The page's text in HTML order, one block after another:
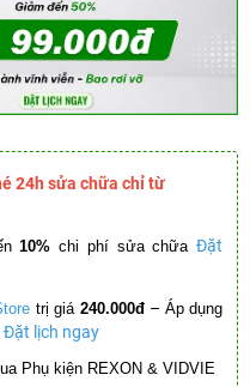
24h sửa chữa chỉ từ
10% chi phí sửa chữa Đặt
trị giá 240.000đ – Áp dụng
Đặt lịch ngay
Phụ kiện REXON & VIDVIE